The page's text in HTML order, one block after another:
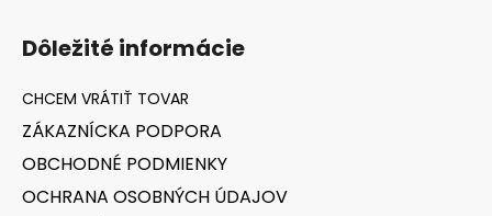
Dôležité informácie
ZÁKAZNÍCKA PODPORA
OBCHODNÉ PODMIENKY
OCHRANA OSOBNÝCH ÚDAJOV